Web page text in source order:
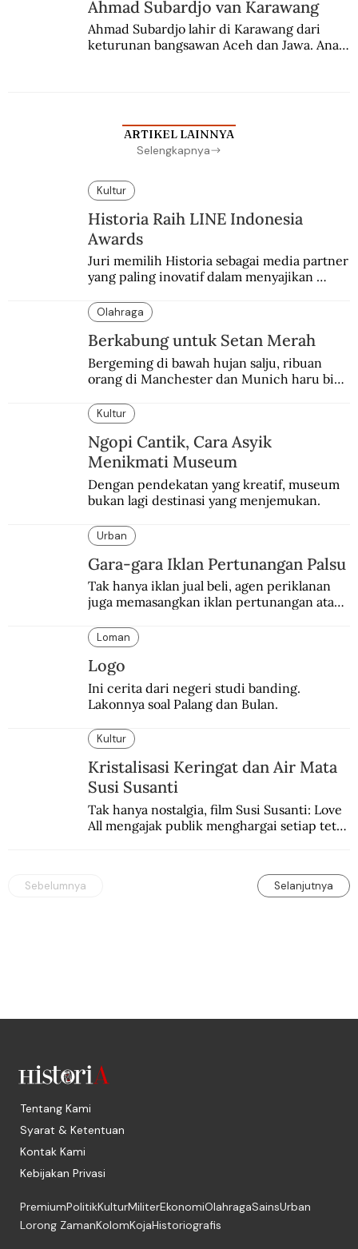
Ahmad Subardjo van Karawang
Ahmad Subardjo lahir di Karawang dari
keturunan bangsawan Aceh dan Jawa. Anak
ARTIKEL LAINNYA
Selengkapnya
Kultur
Historia Raih LINE Indonesia
Awards
Juri memilih Historia sebagai media partner
yang paling inovatif dalam menyajikan
Olahraga
Berkabung untuk Setan Merah
Bergeming di bawah hujan salju, ribuan
orang di Manchester dan Munich haru biru
menimpa MU.
Kultur
Ngopi Cantik, Cara Asyik
Menikmati Museum
Dengan pendekatan yang kreatif, museum
bukan lagi destinasi yang menjemukan.
Urban
Gara-gara Iklan Pertunangan Palsu
Tak hanya iklan jual beli, agen periklanan
juga memasangkan iklan pertunangan atau
memasang iklan pertunangan palsu.
Loman
Logo
Ini cerita dari negeri studi banding.
Lakonnya soal Palang dan Bulan.
Kultur
Kristalisasi Keringat dan Air Mata
Susi Susanti
Tak hanya nostalgia, film Susi Susanti: Love
All mengajak publik menghargai setiap tetes
Sebelumnya Selanjutnya
Tentang Kami
Syarat & Ketentuan
Kontak Kami
Kebijakan Privasi
PremiumPolitikKulturMiliterEkonomiOlahragaSainsUrban
Lorong ZamanKolomKojaHistoriografis